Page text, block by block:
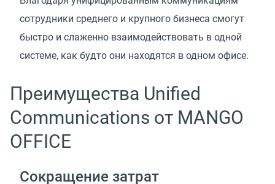
сотрудники среднего и крупного бизнеса смогут
быстро и слаженно взаимодействовать в одной
системе, как будто они находятся в одном офисе.
Преимущества Unified
Communications от MANGO
OFFICE
Сокращение затрат